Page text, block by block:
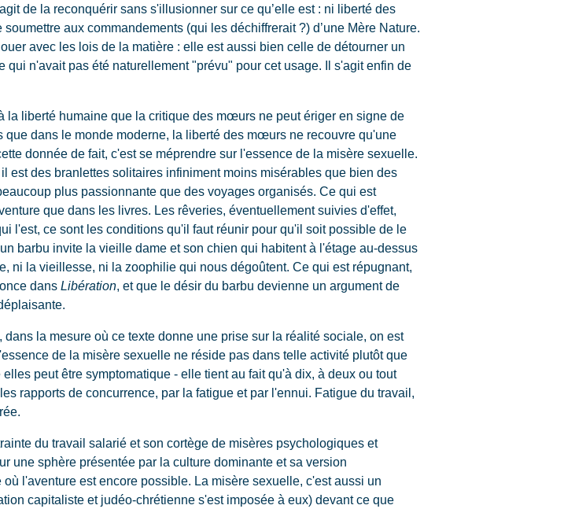
de la reconquérir sans s'illusionner sur ce qu’elle est : ni liberté des
aux commandements (qui les déchiffrerait ?) d’une Mère Nature.
avec les lois de la matière : elle est aussi bien celle de détourner un
n'avait pas été naturellement "prévu" pour cet usage. Il s'agit enfin de
liberté humaine que la critique des mœurs ne peut ériger en signe de
dans le monde moderne, la liberté des mœurs ne recouvre qu'une
donnée de fait, c'est se méprendre sur l'essence de la misère sexuelle.
est des branlettes solitaires infiniment moins misérables que bien des
plus passionnante que des voyages organisés. Ce qui est
que dans les livres. Les rêveries, éventuellement suivies d'effet,
l'est, ce sont les conditions qu'il faut réunir pour qu'il soit possible de le
barbu invite la vieille dame et son chien qui habitent à l'étage au-dessus
ni la vieillesse, ni la zoophilie qui nous dégoûtent. Ce qui est répugnant,
dans Libération, et que le désir du barbu devienne un argument de
la mesure où ce texte donne une prise sur la réalité sociale, on est
de la misère sexuelle ne réside pas dans telle activité plutôt que
peut être symptomatique - elle tient au fait qu'à dix, à deux ou tout
rapports de concurrence, par la fatigue et par l'ennui. Fatigue du travail,
du travail salarié et son cortège de misères psychologiques et
une sphère présentée par la culture dominante et sa version
l'aventure est encore possible. La misère sexuelle, c'est aussi un
capitaliste et judéo-chrétienne s'est imposée à eux) devant ce que